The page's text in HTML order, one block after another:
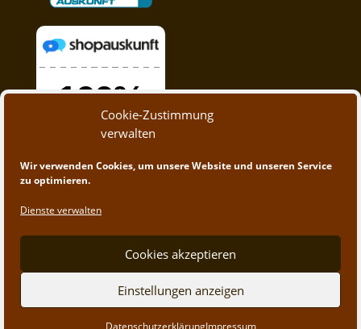
Cookie-Zustimmung
verwalten
Wir verwenden Cookies, um unsere Website und unseren Service
zu optimieren.
Dienste verwalten
Cookies akzeptieren
Einstellungen anzeigen
DatenschutzerklärungImpressum
© 2020 - 2023 A&M Trading | Webdesign byApp-